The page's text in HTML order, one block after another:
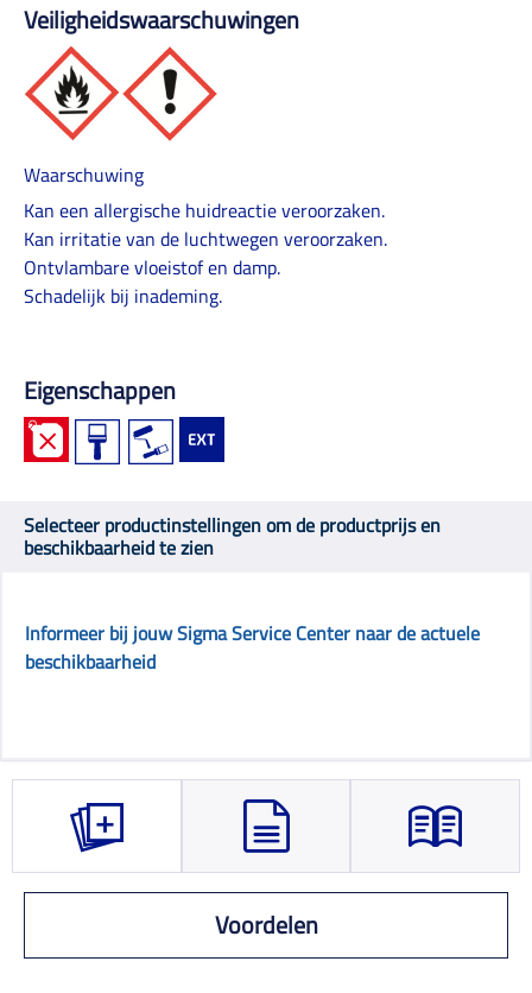
Veiligheidswaarschuwingen
Waarschuwing
Kan een allergische huidreactie veroorzaken.
Kan irritatie van de luchtwegen veroorzaken.
Ontvlambare vloeistof en damp.
Schadelijk bij inademing.
Eigenschappen
Selecteer productinstellingen om de productprijs en
beschikbaarheid te zien
Informeer bij jouw Sigma Service Center naar de actuele
beschikbaarheid
Voordelen